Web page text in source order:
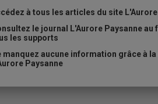
à tous les articles du site
le journal L'Aurore Paysanne
les supports
manquez aucune information grâce à
Paysanne